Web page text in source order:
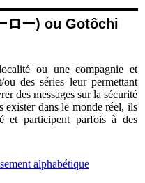
ロー) ou Gotôchi
ou une compagnie et
ou des séries leur permettant
des messages sur la sécurité
exister dans le monde réel, ils
et participent parfois à des
alphabétique